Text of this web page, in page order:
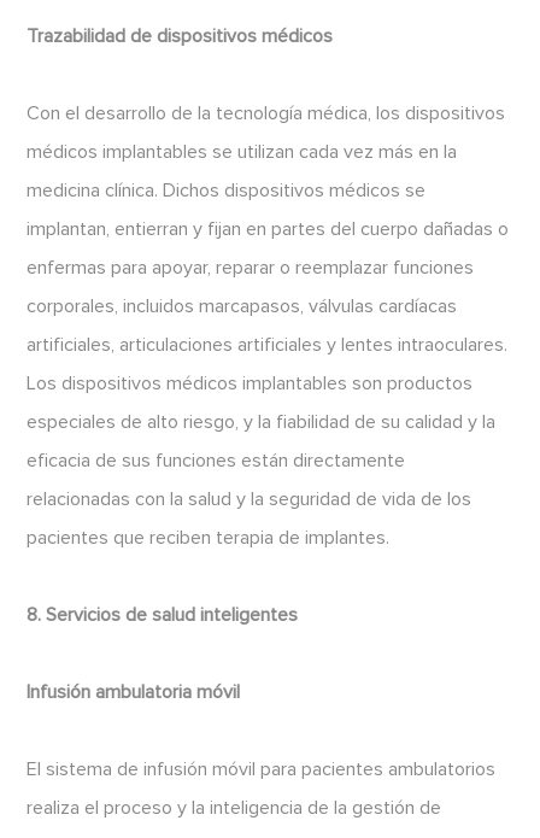
Trazabilidad de dispositivos médicos
Con el desarrollo de la tecnología médica, los dispositivos
médicos implantables se utilizan cada vez más en la
medicina clínica. Dichos dispositivos médicos se
implantan, entierran y fijan en partes del cuerpo dañadas o
enfermas para apoyar, reparar o reemplazar funciones
corporales, incluidos marcapasos, válvulas cardíacas
artificiales, articulaciones artificiales y lentes intraoculares.
Los dispositivos médicos implantables son productos
especiales de alto riesgo, y la fiabilidad de su calidad y la
eficacia de sus funciones están directamente
relacionadas con la salud y la seguridad de vida de los
pacientes que reciben terapia de implantes.
8. Servicios de salud inteligentes
Infusión ambulatoria móvil
El sistema de infusión móvil para pacientes ambulatorios
realiza el proceso y la inteligencia de la gestión de